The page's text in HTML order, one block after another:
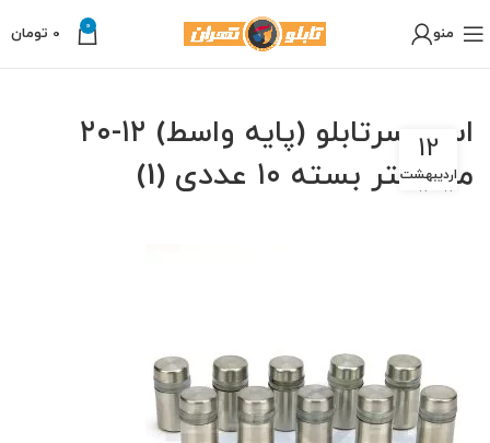
منو 0
0 تومان
اسپیسرتابلو (پایه واسط) ۱۲-۲۰
میلیمتر بسته ۱۰ عددی (1)
12
اردیبهشت